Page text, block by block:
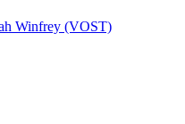
Winfrey (VOST)